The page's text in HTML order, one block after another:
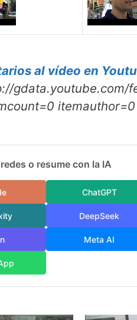
al vídeo en
gdata.youtube.com/
o resume con la IA
ChatGPT
DeepSeek
Meta AI